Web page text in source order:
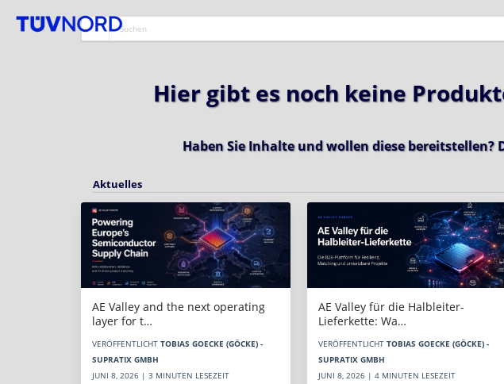
Hier gibt es noch keine
Haben Sie Inhalte und wollen diese bereitstellen?
Aktuelles
AE Valley and the next operating
layer for t…
VERÖFFENTLICHT TOBIAS GOECKE (GÖCKE) -
SUPRATIX GMBH
JUNI 8, 2026 | 3 MINUTEN LESEZEIT
AE Valley für die Halbleiter-
Lieferkette: Wa…
VERÖFFENTLICHT TOBIAS GOECKE (GÖCKE) -
SUPRATIX GMBH
JUNI 8, 2026 | 4 MINUTEN LESEZEIT